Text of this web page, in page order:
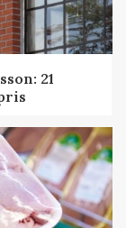
21